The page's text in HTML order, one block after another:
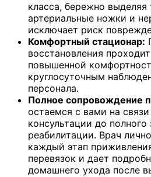
класса, бережно
артериальные ножки и
исключает риск
Комфортный стационар:
восстановления
повышенной
круглосуточным
персонала.
Полное сопровождение
остаемся с вами на
консультации до
реабилитации. Врач
каждый этап
перевязок и дает
домашнего ухода после